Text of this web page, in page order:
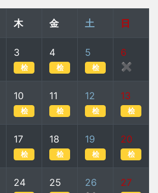
木 金 土 日
3
桧
4
桧
5
桧
6
✖
10
桧
11
桧
12
桧
13
桧
17
桧
18
桧
19
桧
20
桧
24 25
26
27